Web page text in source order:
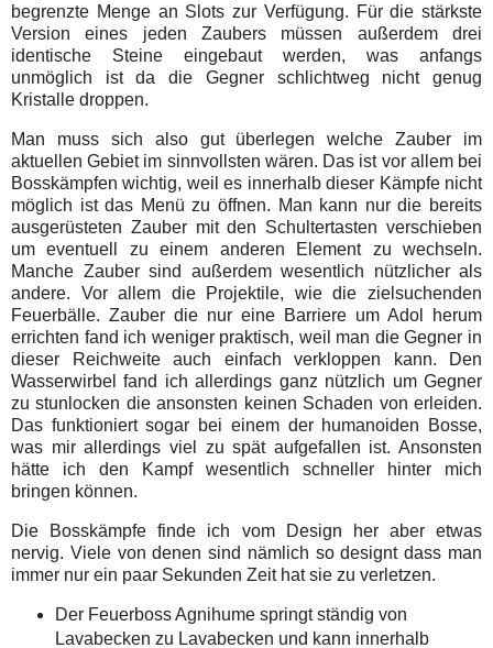
begrenzte Menge an Slots zur Verfügung. Für die stärkste
Version eines jeden Zaubers müssen außerdem drei
identische Steine eingebaut werden, was anfangs
unmöglich ist da die Gegner schlichtweg nicht genug
Kristalle droppen.
Man muss sich also gut überlegen welche Zauber im
aktuellen Gebiet im sinnvollsten wären. Das ist vor allem bei
Bosskämpfen wichtig, weil es innerhalb dieser Kämpfe nicht
möglich ist das Menü zu öffnen. Man kann nur die bereits
ausgerüsteten Zauber mit den Schultertasten verschieben
um eventuell zu einem anderen Element zu wechseln.
Manche Zauber sind außerdem wesentlich nützlicher als
andere. Vor allem die Projektile, wie die zielsuchenden
Feuerbälle. Zauber die nur eine Barriere um Adol herum
errichten fand ich weniger praktisch, weil man die Gegner in
dieser Reichweite auch einfach verkloppen kann. Den
Wasserwirbel fand ich allerdings ganz nützlich um Gegner
zu stunlocken die ansonsten keinen Schaden von erleiden.
Das funktioniert sogar bei einem der humanoiden Bosse,
was mir allerdings viel zu spät aufgefallen ist. Ansonsten
hätte ich den Kampf wesentlich schneller hinter mich
bringen können.
Die Bosskämpfe finde ich vom Design her aber etwas
nervig. Viele von denen sind nämlich so designt dass man
immer nur ein paar Sekunden Zeit hat sie zu verletzen.
Der Feuerboss Agnihume springt ständig von
Lavabecken zu Lavabecken und kann innerhalb